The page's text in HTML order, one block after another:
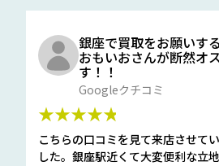
銀座で買取をお願いす
おもいおさんが断然オ
す！！
Googleクチコミ
★★★★★
こちらの口コミを見て来店させて
した。銀座駅近くて大変便利な立